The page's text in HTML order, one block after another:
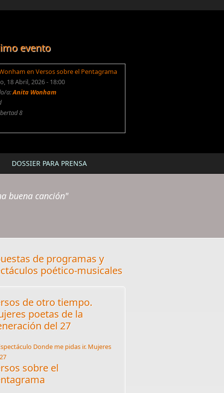
evento
en Versos sobre el Pentagrama
18 Abril, 2026 - 18:00
a:Anita Wonham
8
DOSSIER PARA PRENSA
buena canción"
de programas y
poético-musicales
de otro tiempo.
poetas de la
del 27
sobre el